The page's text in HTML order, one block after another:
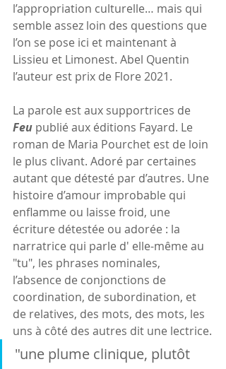
l’appropriation culturelle… mais qui
semble assez loin des questions que
l’on se pose ici et maintenant à
Lissieu et Limonest. Abel Quentin
l’auteur est prix de Flore 2021.
La parole est aux supportrices de
Feu publié aux éditions Fayard. Le
roman de Maria Pourchet est de loin
le plus clivant. Adoré par certaines
autant que détesté par d’autres. Une
histoire d’amour improbable qui
enflamme ou laisse froid, une
écriture détestée ou adorée : la
narratrice qui parle d' elle-même au
"tu", les phrases nominales,
l’absence de conjonctions de
coordination, de subordination, et
de relatives, des mots, des mots, les
uns à côté des autres dit une lectrice.
"une plume clinique, plutôt